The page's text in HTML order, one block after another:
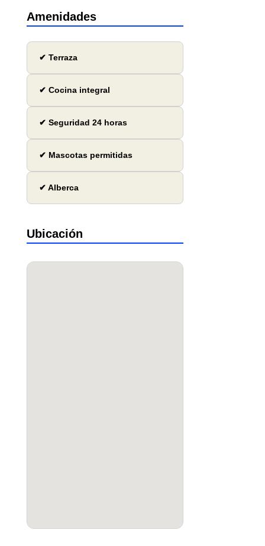
Amenidades
✔ Terraza
✔ Cocina integral
✔ Seguridad 24 horas
✔ Mascotas permitidas
✔ Alberca
Ubicación